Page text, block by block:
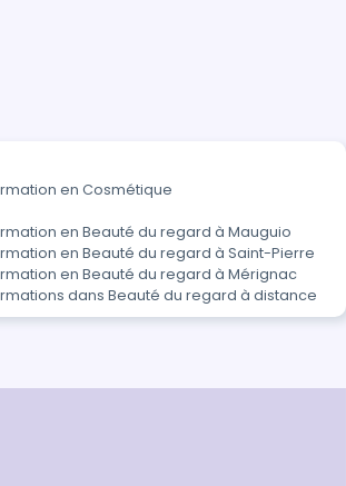
en Cosmétique
en Beauté du regard à Mauguio
en Beauté du regard à Saint-Pierre
en Beauté du regard à Mérignac
dans Beauté du regard à distance